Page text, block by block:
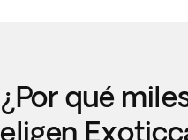
** Los horarios de check-in
según la operativa interna
norma general, el horario de
Alojamiento en los hoteles
cambio, el alojamiento
¿Por qué
eligen